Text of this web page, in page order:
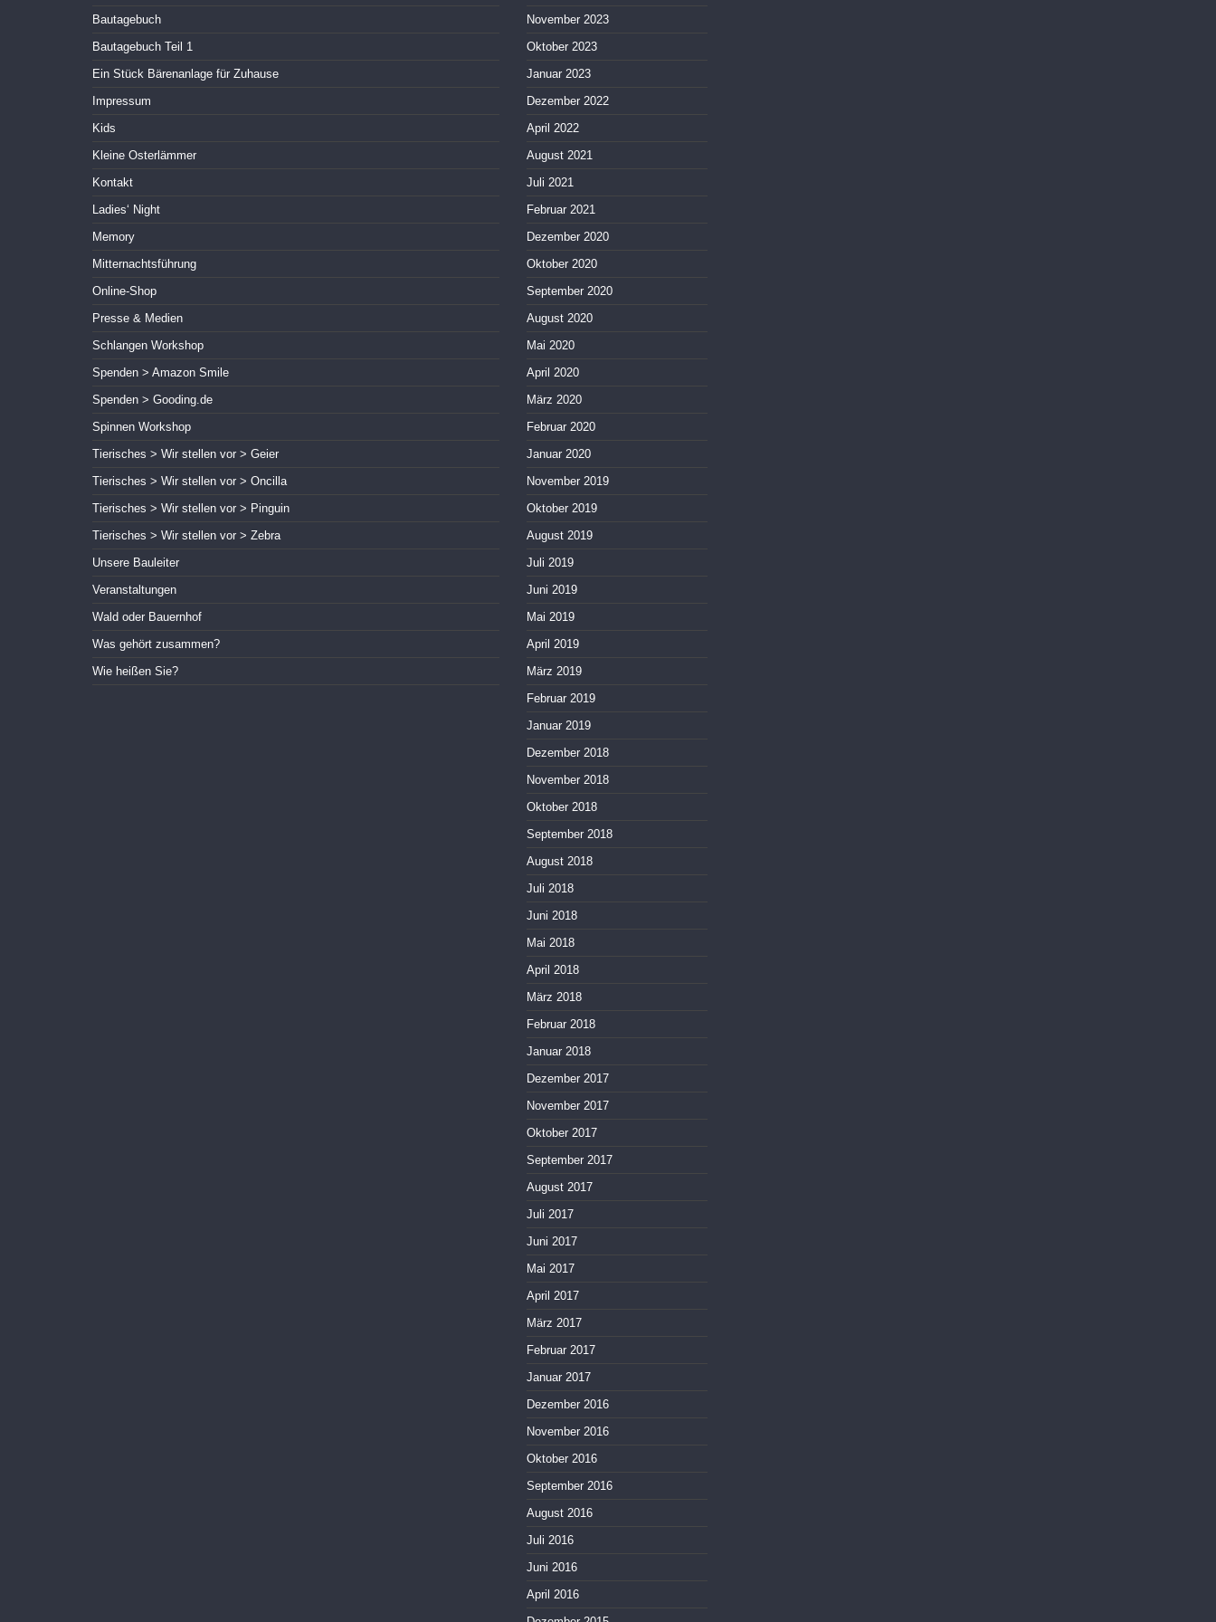
Bautagebuch
Bautagebuch Teil 1
Ein Stück Bärenanlage für Zuhause
Impressum
Kids
Kleine Osterlämmer
Kontakt
Ladies‘ Night
Memory
Mitternachtsführung
Online-Shop
Presse & Medien
Schlangen Workshop
Spenden > Amazon Smile
Spenden > Gooding.de
Spinnen Workshop
Tierisches > Wir stellen vor > Geier
Tierisches > Wir stellen vor > Oncilla
Tierisches > Wir stellen vor > Pinguin
Tierisches > Wir stellen vor > Zebra
Unsere Bauleiter
Veranstaltungen
Wald oder Bauernhof
Was gehört zusammen?
Wie heißen Sie?
November 2023
Oktober 2023
Januar 2023
Dezember 2022
April 2022
August 2021
Juli 2021
Februar 2021
Dezember 2020
Oktober 2020
September 2020
August 2020
Mai 2020
April 2020
März 2020
Februar 2020
Januar 2020
November 2019
Oktober 2019
August 2019
Juli 2019
Juni 2019
Mai 2019
April 2019
März 2019
Februar 2019
Januar 2019
Dezember 2018
November 2018
Oktober 2018
September 2018
August 2018
Juli 2018
Juni 2018
Mai 2018
April 2018
März 2018
Februar 2018
Januar 2018
Dezember 2017
November 2017
Oktober 2017
September 2017
August 2017
Juli 2017
Juni 2017
Mai 2017
April 2017
März 2017
Februar 2017
Januar 2017
Dezember 2016
November 2016
Oktober 2016
September 2016
August 2016
Juli 2016
Juni 2016
April 2016